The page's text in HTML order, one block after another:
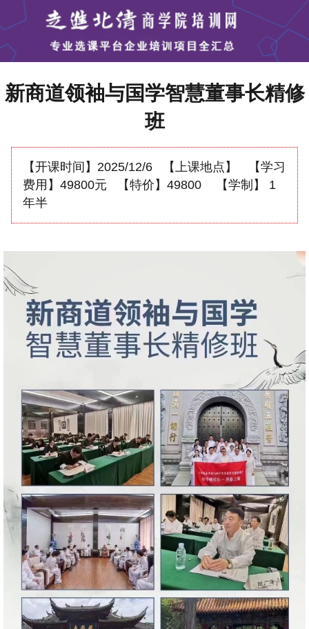
新商道领袖与国学智慧董事长精修
班
【开课时间】 2025/12/6 【上课地点】
【学习
费用】 49800元 【特价】49800 【学制】
1
年半